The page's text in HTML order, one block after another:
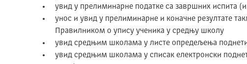
увид у прелиминарне податке са завршних испита
унос и увид у прелиминарне и коначне резултате
Правилником о упису ученика у средњу школу
увид средњим школама у листе опредељења
увид средњим школама у списак електронски